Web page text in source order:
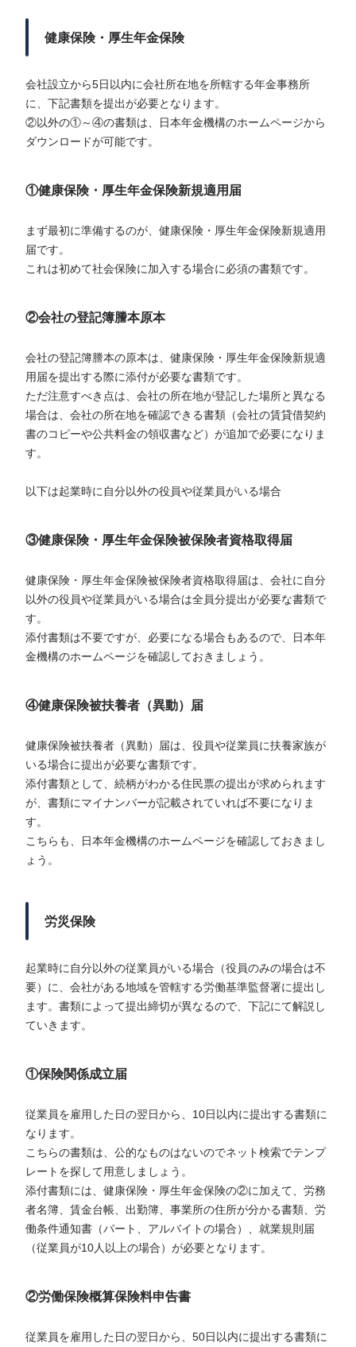
健康保険・厚生年金保険
会社設立から5日以内に会社所在地を所轄する年金事務所
に、下記書類を提出が必要となります。
②以外の①～④の書類は、日本年金機構のホームページから
ダウンロードが可能です。
①健康保険・厚生年金保険新規適用届
まず最初に準備するのが、健康保険・厚生年金保険新規適用
届です。
これは初めて社会保険に加入する場合に必須の書類です。
②会社の登記簿謄本原本
会社の登記簿謄本の原本は、健康保険・厚生年金保険新規適
用届を提出する際に添付が必要な書類です。
ただ注意すべき点は、会社の所在地が登記した場所と異なる
場合は、会社の所在地を確認できる書類（会社の賃貸借契約
書のコピーや公共料金の領収書など）が追加で必要になりま
す。
以下は起業時に自分以外の役員や従業員がいる場合
③健康保険・厚生年金保険被保険者資格取得届
健康保険・厚生年金保険被保険者資格取得届は、会社に自分
以外の役員や従業員がいる場合は全員分提出が必要な書類で
す。
添付書類は不要ですが、必要になる場合もあるので、日本年
金機構のホームページを確認しておきましょう。
④健康保険被扶養者（異動）届
健康保険被扶養者（異動）届は、役員や従業員に扶養家族が
いる場合に提出が必要な書類です。
添付書類として、続柄がわかる住民票の提出が求められます
が、書類にマイナンバーが記載されていれば不要になりま
す。
こちらも、日本年金機構のホームページを確認しておきまし
ょう。
労災保険
起業時に自分以外の従業員がいる場合（役員のみの場合は不
要）に、会社がある地域を管轄する労働基準監督署に提出し
ます。書類によって提出締切が異なるので、下記にて解説し
ていきます。
①保険関係成立届
従業員を雇用した日の翌日から、10日以内に提出する書類に
なります。
こちらの書類は、公的なものはないのでネット検索でテンプ
レートを探して用意しましょう。
添付書類には、健康保険・厚生年金保険の②に加えて、労務
者名簿、賃金台帳、出勤簿、事業所の住所が分かる書類、労
働条件通知書（パート、アルバイトの場合）、就業規則届
（従業員が10人以上の場合）が必要となります。
②労働保険概算保険料申告書
従業員を雇用した日の翌日から、50日以内に提出する書類に